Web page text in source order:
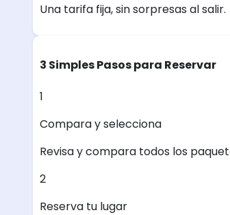
Una tarifa fija, sin sorpresas al salir.
3 Simples Pasos para Reservar
1
Compara y selecciona
Revisa y compara todos los
2
Reserva tu lugar